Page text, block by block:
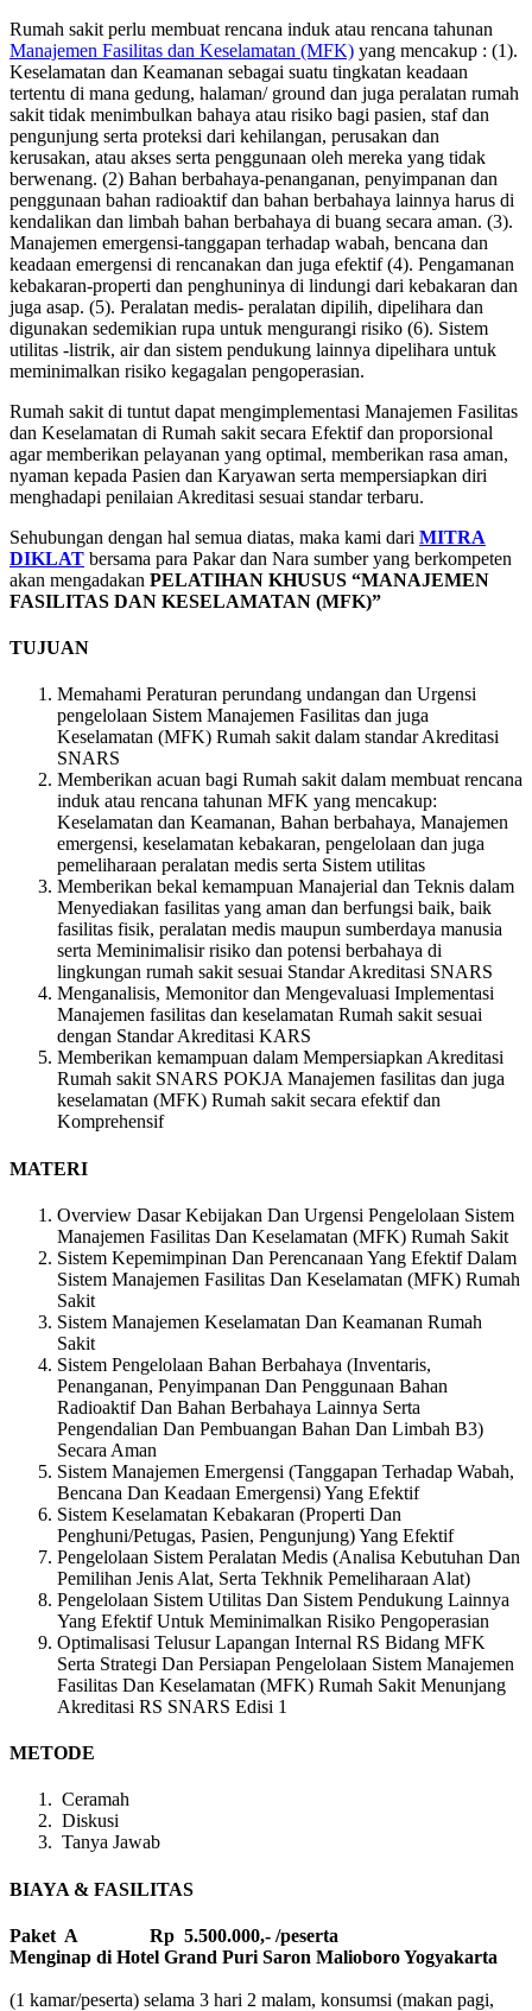
Rumah sakit perlu membuat rencana induk atau rencana tahunan
Manajemen Fasilitas dan Keselamatan (MFK) yang mencakup : (1).
Keselamatan dan Keamanan sebagai suatu tingkatan keadaan
tertentu di mana gedung, halaman/ ground dan juga peralatan rumah
sakit tidak menimbulkan bahaya atau risiko bagi pasien, staf dan
pengunjung serta proteksi dari kehilangan, perusakan dan
kerusakan, atau akses serta penggunaan oleh mereka yang tidak
berwenang. (2) Bahan berbahaya-penanganan, penyimpanan dan
penggunaan bahan radioaktif dan bahan berbahaya lainnya harus di
kendalikan dan limbah bahan berbahaya di buang secara aman. (3).
Manajemen emergensi-tanggapan terhadap wabah, bencana dan
keadaan emergensi di rencanakan dan juga efektif (4). Pengamanan
kebakaran-properti dan penghuninya di lindungi dari kebakaran dan
juga asap. (5). Peralatan medis- peralatan dipilih, dipelihara dan
digunakan sedemikian rupa untuk mengurangi risiko (6). Sistem
utilitas -listrik, air dan sistem pendukung lainnya dipelihara untuk
meminimalkan risiko kegagalan pengoperasian.
Rumah sakit di tuntut dapat mengimplementasi Manajemen Fasilitas
dan Keselamatan di Rumah sakit secara Efektif dan proporsional
agar memberikan pelayanan yang optimal, memberikan rasa aman,
nyaman kepada Pasien dan Karyawan serta mempersiapkan diri
menghadapi penilaian Akreditasi sesuai standar terbaru.
Sehubungan dengan hal semua diatas, maka kami dari MITRA
DIKLAT bersama para Pakar dan Nara sumber yang berkompeten
akan mengadakan PELATIHAN KHUSUS “MANAJEMEN
FASILITAS DAN KESELAMATAN (MFK)”
TUJUAN
Memahami Peraturan perundang undangan dan Urgensi
pengelolaan Sistem Manajemen Fasilitas dan juga
Keselamatan (MFK) Rumah sakit dalam standar Akreditasi
SNARS
Memberikan acuan bagi Rumah sakit dalam membuat rencana
induk atau rencana tahunan MFK yang mencakup:
Keselamatan dan Keamanan, Bahan berbahaya, Manajemen
emergensi, keselamatan kebakaran, pengelolaan dan juga
pemeliharaan peralatan medis serta Sistem utilitas
Memberikan bekal kemampuan Manajerial dan Teknis dalam
Menyediakan fasilitas yang aman dan berfungsi baik, baik
fasilitas fisik, peralatan medis maupun sumberdaya manusia
serta Meminimalisir risiko dan potensi berbahaya di
lingkungan rumah sakit sesuai Standar Akreditasi SNARS
Menganalisis, Memonitor dan Mengevaluasi Implementasi
Manajemen fasilitas dan keselamatan Rumah sakit sesuai
dengan Standar Akreditasi KARS
Memberikan kemampuan dalam Mempersiapkan Akreditasi
Rumah sakit SNARS POKJA Manajemen fasilitas dan juga
keselamatan (MFK) Rumah sakit secara efektif dan
Komprehensif
MATERI
Overview Dasar Kebijakan Dan Urgensi Pengelolaan Sistem
Manajemen Fasilitas Dan Keselamatan (MFK) Rumah Sakit
Sistem Kepemimpinan Dan Perencanaan Yang Efektif Dalam
Sistem Manajemen Fasilitas Dan Keselamatan (MFK) Rumah
Sakit
Sistem Manajemen Keselamatan Dan Keamanan Rumah
Sakit
Sistem Pengelolaan Bahan Berbahaya (Inventaris,
Penanganan, Penyimpanan Dan Penggunaan Bahan
Radioaktif Dan Bahan Berbahaya Lainnya Serta
Pengendalian Dan Pembuangan Bahan Dan Limbah B3)
Secara Aman
Sistem Manajemen Emergensi (Tanggapan Terhadap Wabah,
Bencana Dan Keadaan Emergensi) Yang Efektif
Sistem Keselamatan Kebakaran (Properti Dan
Penghuni/Petugas, Pasien, Pengunjung) Yang Efektif
Pengelolaan Sistem Peralatan Medis (Analisa Kebutuhan Dan
Pemilihan Jenis Alat, Serta Tekhnik Pemeliharaan Alat)
Pengelolaan Sistem Utilitas Dan Sistem Pendukung Lainnya
Yang Efektif Untuk Meminimalkan Risiko Pengoperasian
Optimalisasi Telusur Lapangan Internal RS Bidang MFK
Serta Strategi Dan Persiapan Pengelolaan Sistem Manajemen
Fasilitas Dan Keselamatan (MFK) Rumah Sakit Menunjang
Akreditasi RS SNARS Edisi 1
METODE
Ceramah
Diskusi
Tanya Jawab
BIAYA & FASILITAS
Paket A Rp 5.500.000,- /peserta
Menginap di Hotel Grand Puri Saron Malioboro Yogyakarta
(1 kamar/peserta) selama 3 hari 2 malam, konsumsi (makan pagi,